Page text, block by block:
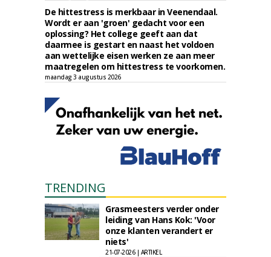
De hittestress is merkbaar in Veenendaal.
Wordt er aan 'groen' gedacht voor een
oplossing? Het college geeft aan dat
daarmee is gestart en naast het voldoen
aan wettelijke eisen werken ze aan meer
maatregelen om hittestress te voorkomen.
maandag 3 augustus 2026
TRENDING
Grasmeesters verder onder
leiding van Hans Kok: 'Voor
onze klanten verandert er
niets'
21-07-2026 | ARTIKEL